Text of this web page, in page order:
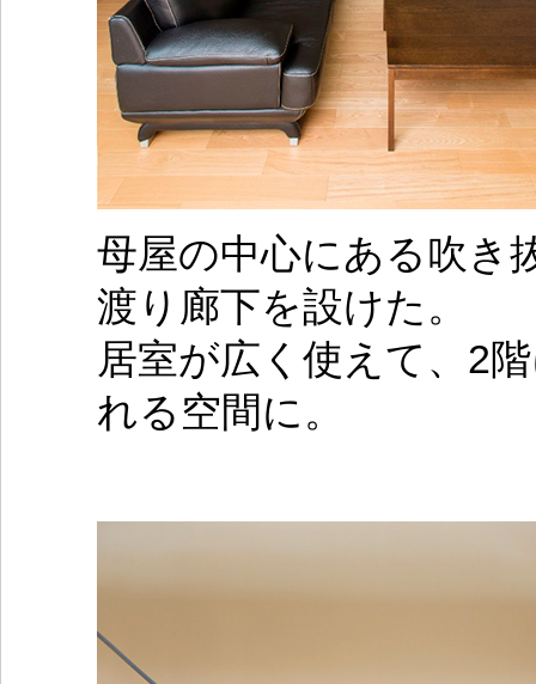
母屋の中心にある吹き
渡り廊下を設けた。
居室が広く使えて、2
れる空間に。